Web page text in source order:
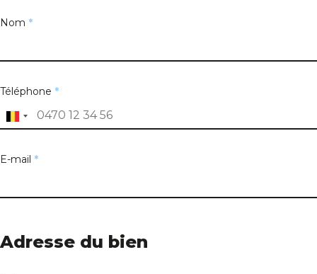
Nom *
Téléphone *
E-mail *
Adresse du bien